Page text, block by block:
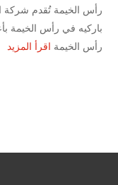
رأس الخيمة تُقدم شركة
باركيه في رأس الخيمة
رأس الخيمة اقرأ المزيد